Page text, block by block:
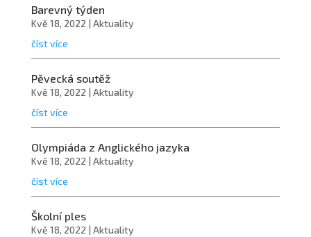
Barevný týden
Kvě 18, 2022 | Aktuality
číst více
Pěvecká soutěž
Kvě 18, 2022 | Aktuality
číst více
Olympiáda z Anglického jazyka
Kvě 18, 2022 | Aktuality
číst více
Školní ples
Kvě 18, 2022 | Aktuality